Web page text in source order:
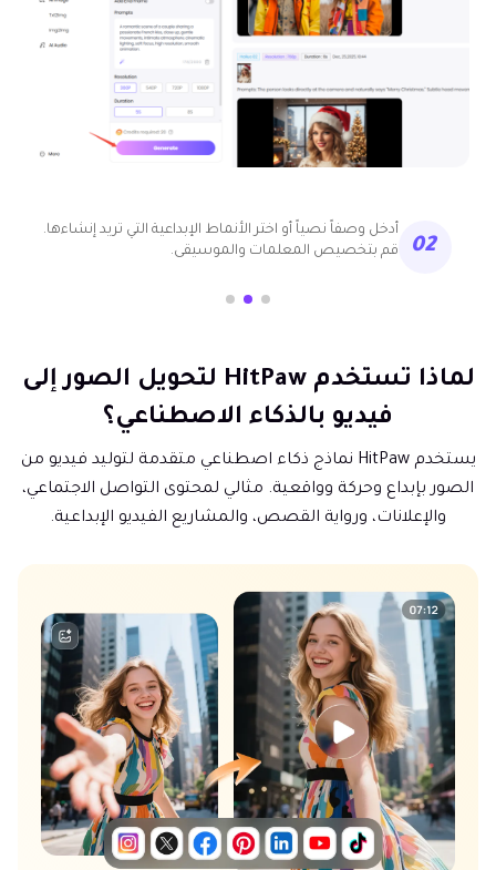
02
أدخل وصفاً نصياً أو اختر الأنماط الإبداعية التي تريد إنشاءها.
قم بتخصيص المعلمات والموسيقى.
لماذا تستخدم HitPaw لتحويل الصور إلى
فيديو بالذكاء الاصطناعي؟
يستخدم HitPaw نماذج ذكاء اصطناعي متقدمة لتوليد فيديو من
الصور بإبداع وحركة وواقعية. مثالي لمحتوى التواصل الاجتماعي،
والإعلانات، ورواية القصص، والمشاريع الفيديو الإبداعية.